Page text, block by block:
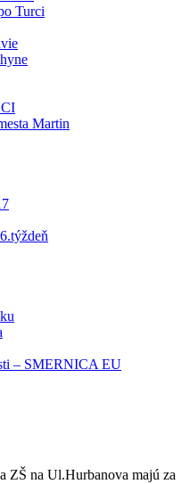
Turci
Martin
– SMERNICA EU
ZŠ na Ul.Hurbanova majú za